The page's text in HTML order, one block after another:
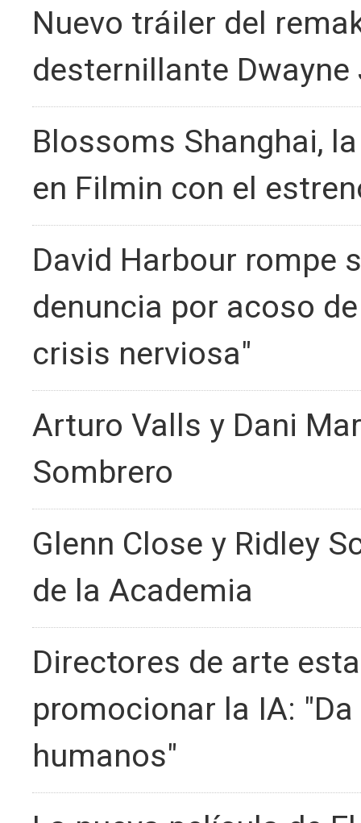
Nuevo tráiler del
desternillante
Blossoms Shanghai,
en Filmin con el
David Harbour rompe
denuncia por acoso
crisis nerviosa"
Arturo Valls y Dani
Sombrero
Glenn Close y Ridley
de la Academia
Directores de arte
promocionar la IA:
humanos"